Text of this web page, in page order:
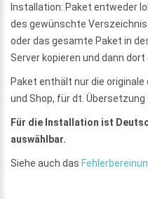
Installation: Paket entweder
des gewünschte
oder das gesamte Paket in
Server kopieren und dann dort
Paket enthält nur die
und Shop, für dt. Übersetzung
Für die Installation ist
auswählbar.
Siehe auch das